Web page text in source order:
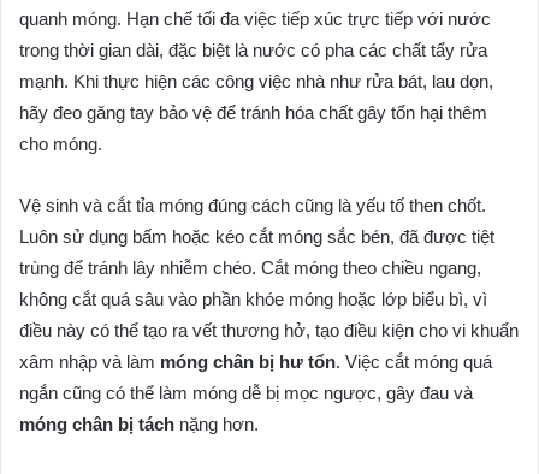
quanh móng. Hạn chế tối đa việc tiếp xúc trực tiếp với nước
trong thời gian dài, đặc biệt là nước có pha các chất tẩy rửa
mạnh. Khi thực hiện các công việc nhà như rửa bát, lau dọn,
hãy đeo găng tay bảo vệ để tránh hóa chất gây tổn hại thêm
cho móng.
Vệ sinh và cắt tỉa móng đúng cách cũng là yếu tố then chốt.
Luôn sử dụng bấm hoặc kéo cắt móng sắc bén, đã được tiệt
trùng để tránh lây nhiễm chéo. Cắt móng theo chiều ngang,
không cắt quá sâu vào phần khóe móng hoặc lớp biểu bì, vì
điều này có thể tạo ra vết thương hở, tạo điều kiện cho vi khuẩn
xâm nhập và làm móng chân bị hư tổn. Việc cắt móng quá
ngắn cũng có thể làm móng dễ bị mọc ngược, gây đau và
móng chân bị tách nặng hơn.